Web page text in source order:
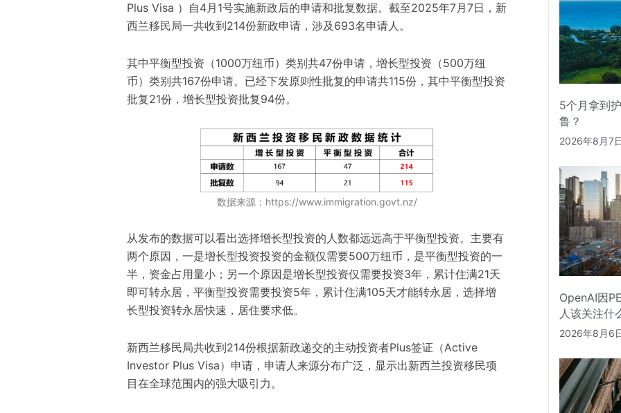
Plus Visa ）自4月1号实施新政后的申请和批复数据。截至2025年7月7日，新
西兰移民局一共收到214份新政申请，涉及693名申请人。
其中平衡型投资（1000万纽币）类别共47份申请，增长型投资（500万纽
币）类别共167份申请。已经下发原则性批复的申请共115份，其中平衡型投资
批复21份，增长型投资批复94份。
数据来源：https://www.immigration.govt.nz/
从发布的数据可以看出选择增长型投资的人数都远远高于平衡型投资。主要有
两个原因，一是增长型投资投资的金额仅需要500万纽币，是平衡型投资的一
半，资金占用量小；另一个原因是增长型投资仅需要投资3年，累计住满21天
即可转永居，平衡型投资需要投资5年，累计住满105天才能转永居，选择增
长型投资转永居快速，居住要求低。
新西兰移民局共收到214份根据新政递交的主动投资者Plus签证（Active
Investor Plus Visa）申请，申请人来源分布广泛，显示出新西兰投资移民项
目在全球范围内的强大吸引力。
5个月拿到
鲁？
2026年8月7
OpenAI因
人该关注什
2026年8月6